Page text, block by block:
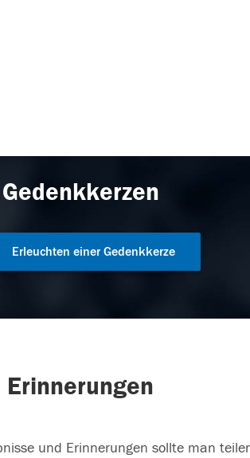
Gedenkkerzen
Erleuchten einer Gedenkkerze
Erinnerungen
und Erinnerungen sollte man